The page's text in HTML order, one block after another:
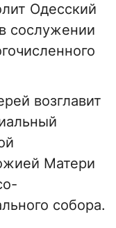
Одесский
сослужении
возглавит
Матери
собора.